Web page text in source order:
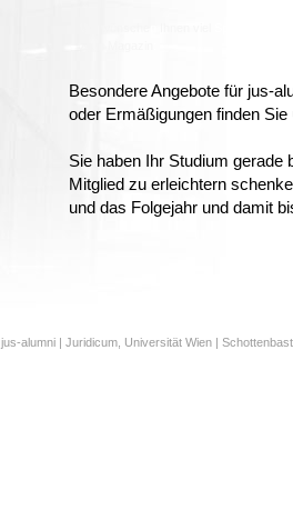
Besondere Angebote für jus-
oder Ermäßigungen finden
Sie haben Ihr Studium gerade
Mitglied zu erleichtern
und das Folgejahr und damit
jus-alumni | Juridicum, Universität Wien |